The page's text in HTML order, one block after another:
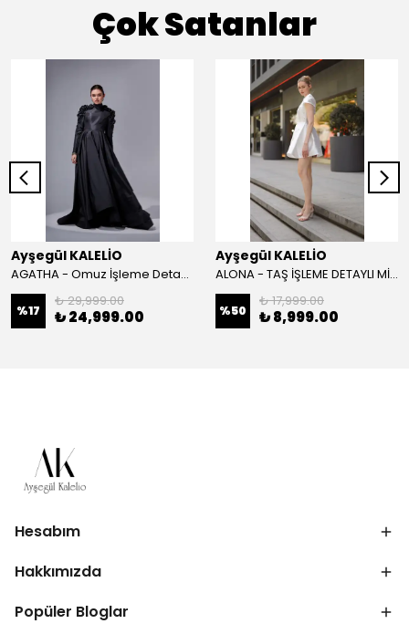
Çok Satanlar
Ayşegül KALELİO
AGATHA - Omuz İşleme Detaylı Davet Elbisesi
%17
₺ 29,999.00
₺ 24,999.00
Ayşegül KALELİO
ALONA - TAŞ İŞLEME DETAYLI MİNİ BOY DAVET ELBİSESİ
%50
₺ 17,999.00
₺ 8,999.00
Hesabım
Hakkımızda
Popüler Bloglar